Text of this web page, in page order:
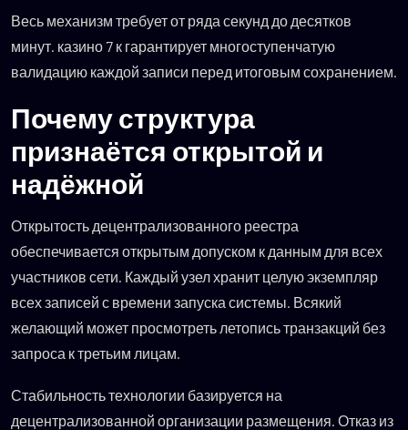
Весь механизм требует от ряда секунд до десятков
минут. казино 7 к гарантирует многоступенчатую
валидацию каждой записи перед итоговым сохранением.
Почему структура
признаётся открытой и
надёжной
Открытость децентрализованного реестра
обеспечивается открытым допуском к данным для всех
участников сети. Каждый узел хранит целую экземпляр
всех записей с времени запуска системы. Всякий
желающий может просмотреть летопись транзакций без
запроса к третьим лицам.
Стабильность технологии базируется на
децентрализованной организации размещения. Отказ из